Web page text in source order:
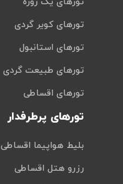
تورهای کویر گردی
تورهای استانبول
تورهای طبیعت گردی
تورهای اقساطی
تورهای پرطرفدار
بلیط هواپیما اقساطی
رزرو هتل اقساطی